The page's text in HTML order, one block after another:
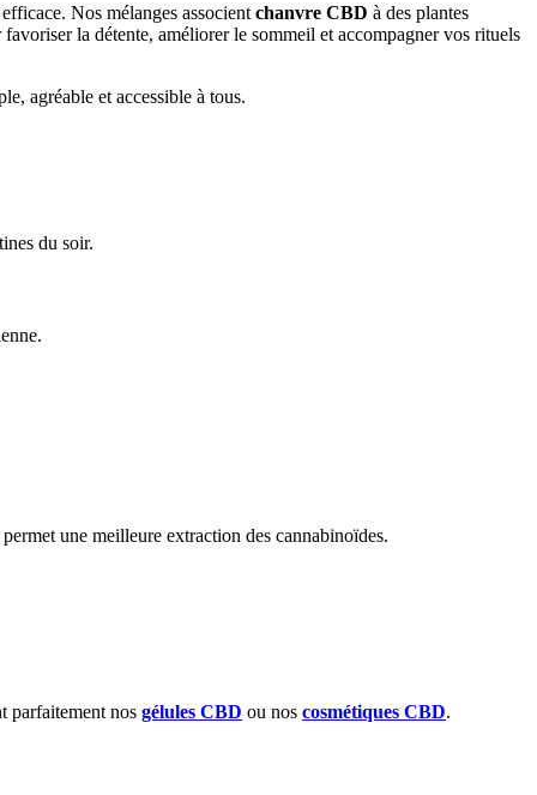
Nos mélanges associent chanvre CBD à des plantes
la détente, améliorer le sommeil et accompagner vos rituels
agréable et accessible à tous.
du soir.
une meilleure extraction des cannabinoïdes.
parfaitement nos gélules CBD ou nos cosmétiques CBD.